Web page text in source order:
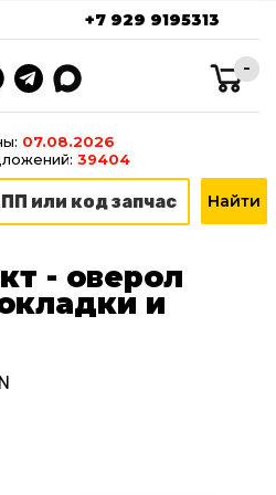
+7 929 9195313
-
07.08.2026
39404
- оверол
и